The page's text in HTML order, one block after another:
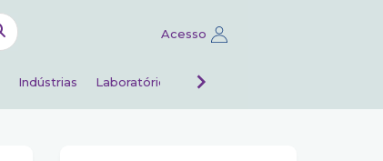
Acesso
Indústrias Laboratórios de análises